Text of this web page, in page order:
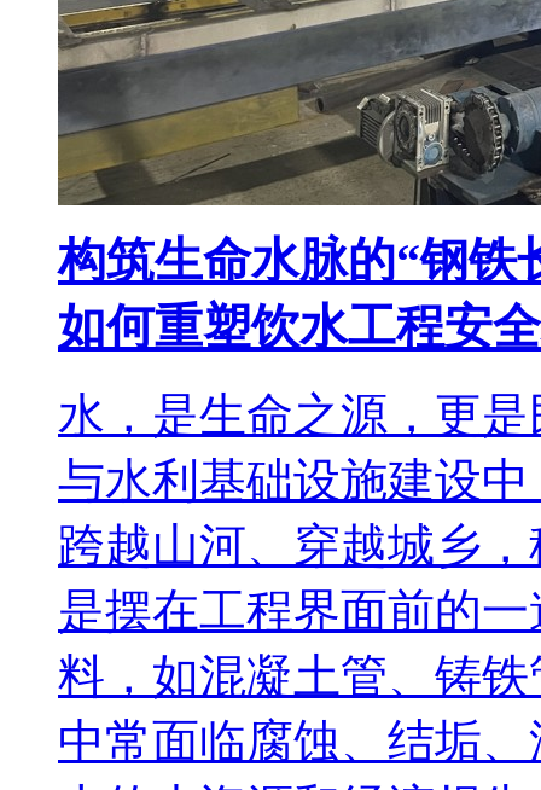
构筑生命水脉的“钢铁
如何重塑饮水工程安
水，是生命之源，更
与水利基础设施建设
跨越山河、穿越城乡
是摆在工程界面前的
料，如混凝土管、铸
中常面临腐蚀、结垢